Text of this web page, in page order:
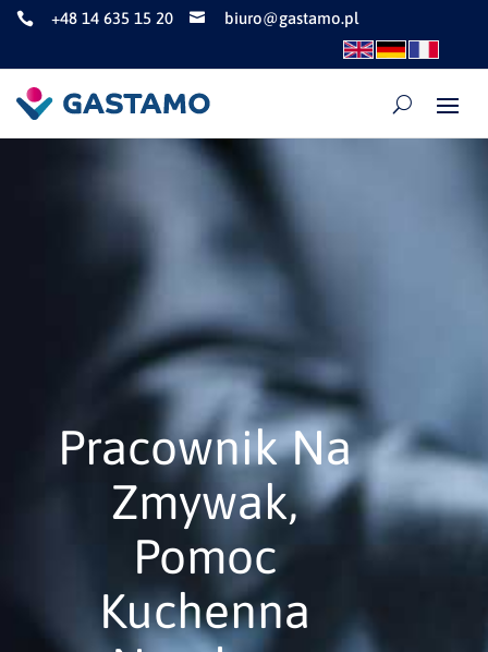
 +48 14 635 15 20  biuro@gastamo.pl
Pracownik Na
Zmywak,
Pomoc
Kuchenna